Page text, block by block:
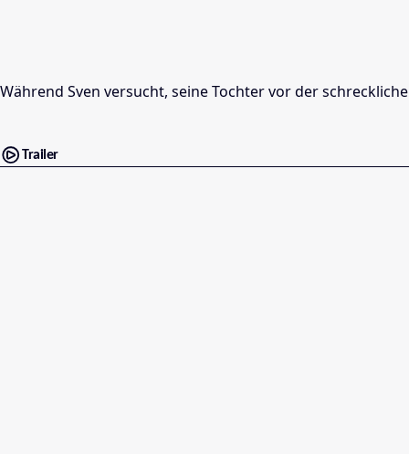
Während Sven versucht, seine Tochter vor der
Trailer